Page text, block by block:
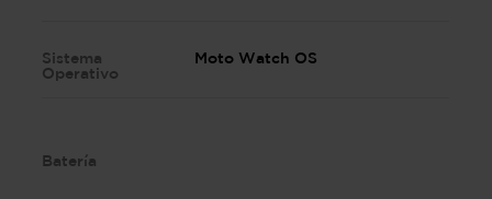
Sistema
Operativo
Moto Watch OS
Batería